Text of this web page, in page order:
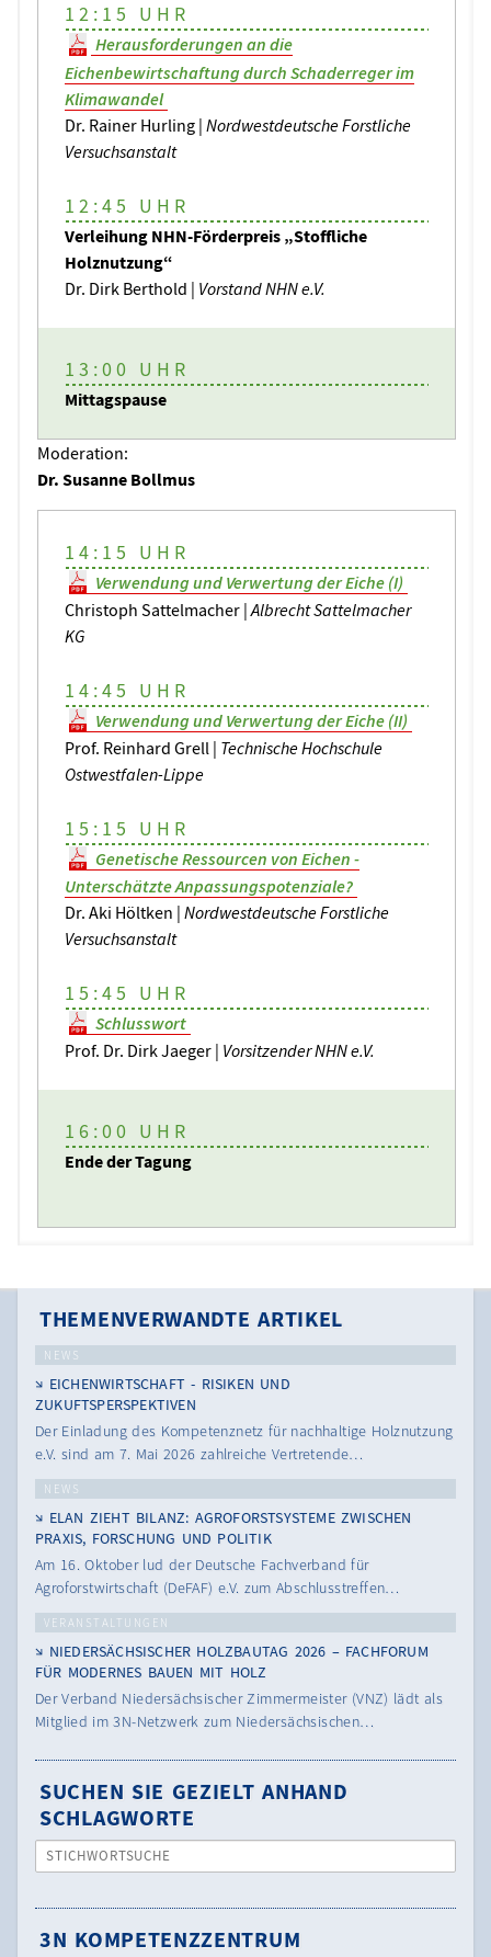
12:15 UHR
Herausforderungen an die
Eichenbewirtschaftung durch Schaderreger im
Klimawandel
Dr. Rainer Hurling | Nordwestdeutsche Forstliche
Versuchsanstalt
12:45 UHR
Verleihung NHN-Förderpreis „Stoffliche
Holznutzung“
Dr. Dirk Berthold | Vorstand NHN e.V.
13:00 UHR
Mittagspause
Moderation:
Dr. Susanne Bollmus
14:15 UHR
Verwendung und Verwertung der Eiche (I)
Christoph Sattelmacher |Albrecht Sattelmacher
KG
14:45 UHR
Verwendung und Verwertung der Eiche (II)
Prof. Reinhard Grell | Technische Hochschule
Ostwestfalen-Lippe
15:15 UHR
Genetische Ressourcen von Eichen -
Unterschätzte Anpassungspotenziale?
Dr. Aki Höltken | Nordwestdeutsche Forstliche
Versuchsanstalt
15:45 UHR
Schlusswort
Prof. Dr. Dirk Jaeger | Vorsitzender NHN e.V.
16:00 UHR
Ende der Tagung
THEMENVERWANDTE ARTIKEL
NEWS
EICHENWIRTSCHAFT - RISIKEN UND
ZUKUFTSPERSPEKTIVEN
Der Einladung des Kompetenznetz für nachhaltige Holznutzung
e.V. sind am 7. Mai 2026 zahlreiche Vertretende…
NEWS
ELAN ZIEHT BILANZ: AGROFORSTSYSTEME ZWISCHEN
PRAXIS, FORSCHUNG UND POLITIK
Am 16. Oktober lud der Deutsche Fachverband für
Agroforstwirtschaft (DeFAF) e.V. zum Abschlusstreffen…
VERANSTALTUNGEN
NIEDERSÄCHSISCHER HOLZBAUTAG 2026 – FACHFORUM
FÜR MODERNES BAUEN MIT HOLZ
Der Verband Niedersächsischer Zimmermeister (VNZ) lädt als
Mitglied im 3N-Netzwerk zum Niedersächsischen…
SUCHEN SIE GEZIELT ANHAND
SCHLAGWORTE
STICHWORTSUCHE
3N KOMPETENZZENTRUM